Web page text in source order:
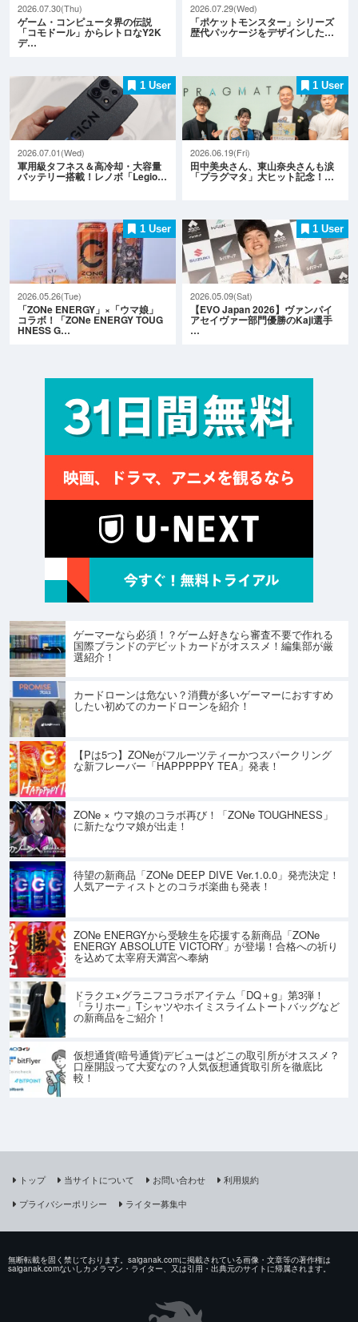
2026.07.30(Thu)
ゲーム・コンピュータ界の伝説
「コモドール」からレトロなY2K
デ…
2026.07.29(Wed)
「ポケットモンスター」シリーズ
歴代パッケージをデザインした…
1 User
2026.07.01(Wed)
軍用級タフネス＆高冷却・大容量
バッテリー搭載！レノボ「Legio…
1 User
2026.06.19(Fri)
田中美央さん、東山奈央さんも涙
「プラグマタ」大ヒット記念！…
1 User
2026.05.26(Tue)
「ZONe ENERGY」×「ウマ娘」
コラボ！「ZONe ENERGY TOUG
HNESS G…
1 User
2026.05.09(Sat)
【EVO Japan 2026】ヴァンパイ
アセイヴァー部門優勝のKaji選手
…
ゲーマーなら必須！？ゲーム好きなら審査不要で作れる
国際ブランドのデビットカードがオススメ！編集部が厳
選紹介！
カードローンは危ない？消費が多いゲーマーにおすすめ
したい初めてのカードローンを紹介！
【Pは5つ】ZONeがフルーツティーかつスパークリング
な新フレーバー「HAPPPPPY TEA」発表！
ZONe × ウマ娘のコラボ再び！「ZONe TOUGHNESS」
に新たなウマ娘が出走！
待望の新商品「ZONe DEEP DIVE Ver.1.0.0」発売決定！
人気アーティストとのコラボ楽曲も発表！
ZONe ENERGYから受験生を応援する新商品「ZONe
ENERGY ABSOLUTE VICTORY」が登場！合格への祈り
を込めて太宰府天満宮へ奉納
ドラクエ×グラニフコラボアイテム「DQ＋g」第3弾！
「ラリホー」Tシャツやホイミスライムトートバッグなど
の新商品をご紹介！
仮想通貨(暗号通貨)デビューはどこの取引所がオススメ？
口座開設って大変なの？人気仮想通貨取引所を徹底比
較！
トップ 当サイトについて お問い合わせ
利用規約
プライバシーポリシー
ライター募集中
無断転載を固く禁じております。saiganak.comに掲載されている画像・文章等の著作権は
saiganak.comないしカメラマン・ライター、又は引用・出典元のサイトに帰属されます。